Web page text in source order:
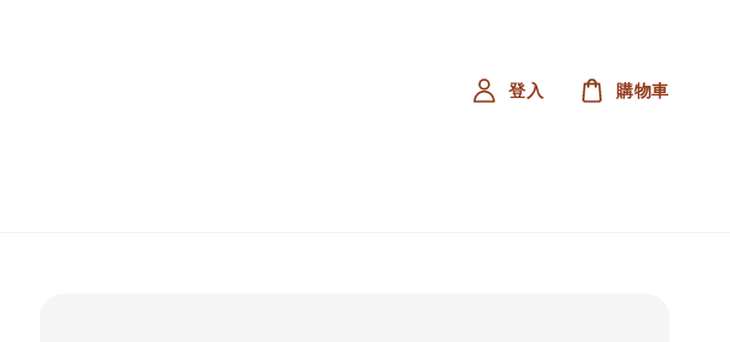
登入 購物車